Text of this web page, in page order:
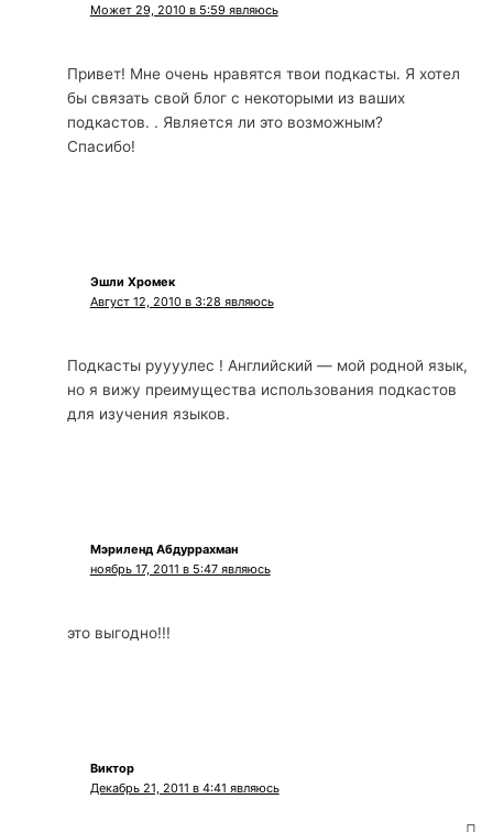
Может 29, 2010 в 5:59 являюсь
Привет! Мне очень нравятся твои подкасты. Я хотел
бы связать свой блог с некоторыми из ваших
подкастов. . Является ли это возможным?
Спасибо!
Эшли Хромек
Август 12, 2010 в 3:28 являюсь
Подкасты руууулес ! Английский — мой родной язык,
но я вижу преимущества использования подкастов
для изучения языков.
Мэриленд Абдуррахман
ноябрь 17, 2011 в 5:47 являюсь
это выгодно!!!
Виктор
Декабрь 21, 2011 в 4:41 являюсь